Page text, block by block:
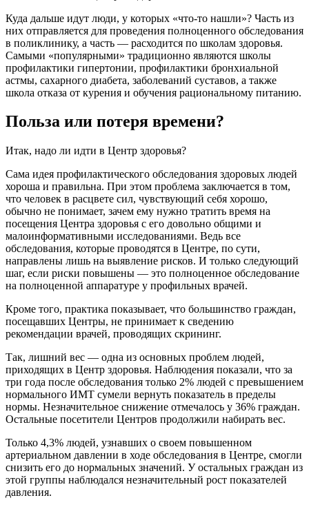
Куда дальше идут люди, у которых «что-то нашли»? Часть из
них отправляется для проведения полноценного обследования
в поликлинику, а часть — расходится по школам здоровья.
Самыми «популярными» традиционно являются школы
профилактики гипертонии, профилактики бронхиальной
астмы, сахарного диабета, заболеваний суставов, а также
школа отказа от курения и обучения рациональному питанию.
Польза или потеря времени?
Итак, надо ли идти в Центр здоровья?
Сама идея профилактического обследования здоровых людей
хороша и правильна. При этом проблема заключается в том,
что человек в расцвете сил, чувствующий себя хорошо,
обычно не понимает, зачем ему нужно тратить время на
посещения Центра здоровья с его довольно общими и
малоинформативными исследованиями. Ведь все
обследования, которые проводятся в Центре, по сути,
направлены лишь на выявление рисков. И только следующий
шаг, если риски повышены — это полноценное обследование
на полноценной аппаратуре у профильных врачей.
Кроме того, практика показывает, что большинство граждан,
посещавших Центры, не принимает к сведению
рекомендации врачей, проводящих скрининг.
Так, лишний вес — одна из основных проблем людей,
приходящих в Центр здоровья. Наблюдения показали, что за
три года после обследования только 2% людей с превышением
нормального ИМТ сумели вернуть показатель в пределы
нормы. Незначительное снижение отмечалось у 36% граждан.
Остальные посетители Центров продолжили набирать вес.
Только 4,3% людей, узнавших о своем повышенном
артериальном давлении в ходе обследования в Центре, смогли
снизить его до нормальных значений. У остальных граждан из
этой группы наблюдался незначительный рост показателей
давления.